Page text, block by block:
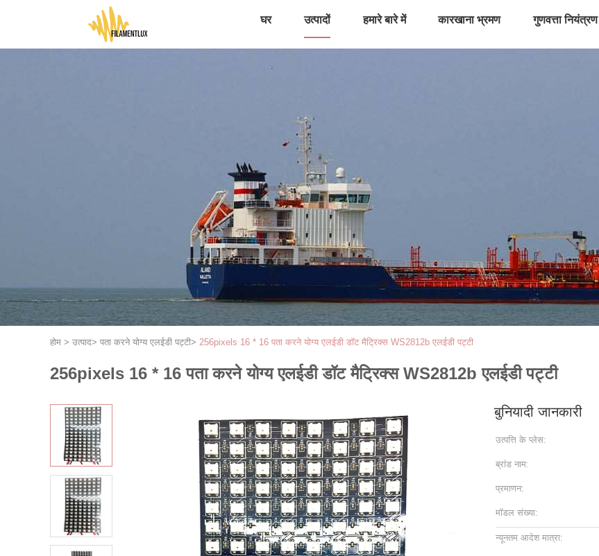
घर उत्पादों हमारे बारे में कारखाना भ्रमण गुणवत्ता नियंत्रण
होम > उत्पाद> पता करने योग्य एलईडी पट्टी> 256pixels 16 * 16 पता करने योग्य एलईडी डॉट मैट्रिक्स WS2812b एलईडी पट्टी
256pixels 16 * 16 पता करने योग्य एलईडी डॉट मैट्रिक्स WS2812b एलईडी पट्टी
बुनियादी जानकारी
उत्पत्ति के प्लेस:
ब्रांड नाम:
प्रमाणन:
मॉडल संख्या:
न्यूनतम आदेश मात्रा: